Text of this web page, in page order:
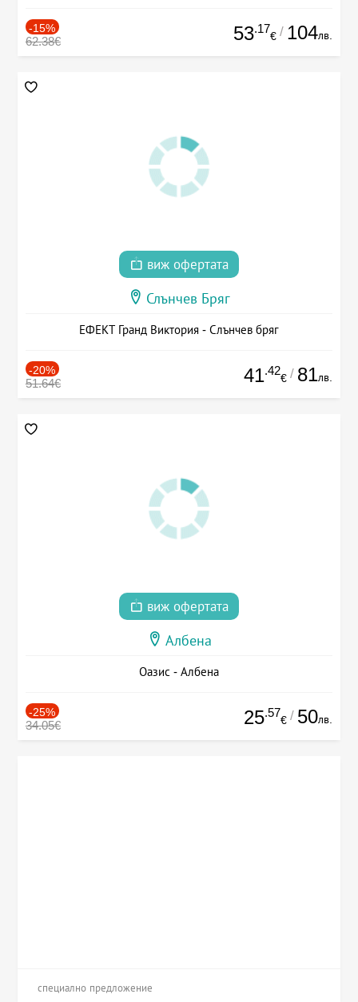
-15%
62.38€ 53.17
€ / 104лв.
виж офертата
Слънчев Бряг
ЕФЕКТ Гранд Виктория - Слънчев бряг
-20%
51.64€ 41.42
€ / 81лв.
виж офертата
Албена
Оазис - Албена
-25%
34.05€ 25.57
€ / 50лв.
специално предложение